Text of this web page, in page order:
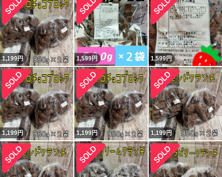
1,199円 1,599円 1,599円
1,199円 1,199円 1,199円